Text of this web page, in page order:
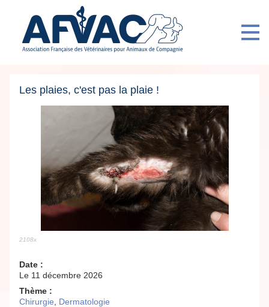
Les plaies, c'est pas la plaie !
2108x
Date :
Le 11 décembre 2026
Thème :
Chirurgie
Dermatologie